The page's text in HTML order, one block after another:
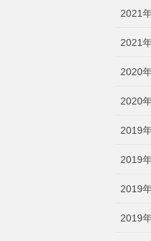
2021
2021
2020
2020
2019
2019
2019
2019